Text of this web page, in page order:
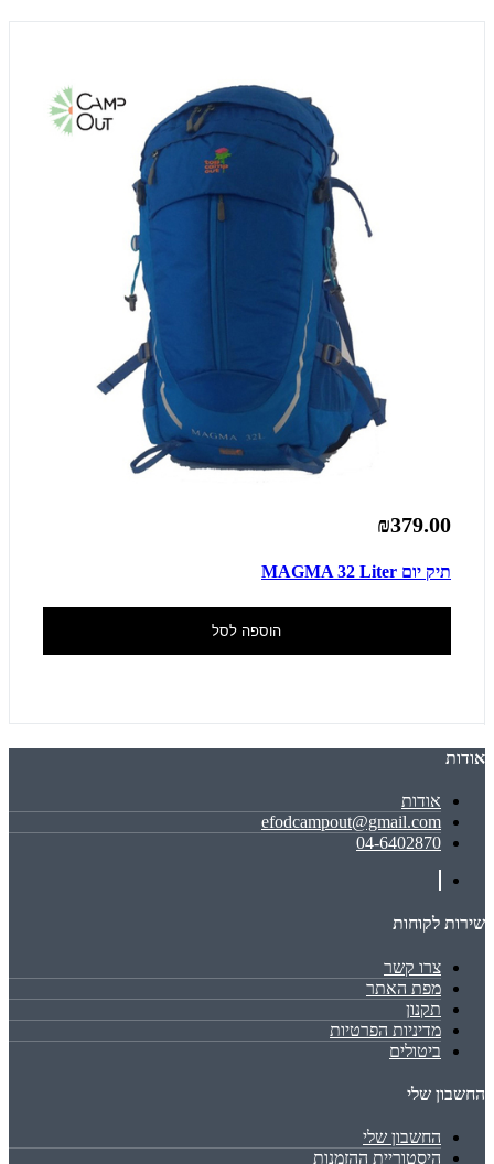
₪379.00
תיק יום MAGMA 32 Liter
הוספה לסל
אודות
אודות
efodcampout@gmail.com
04-6402870
שירות לקוחות
צרו קשר
מפת האתר
תקנון
מדיניות הפרטיות
ביטולים
החשבון שלי
החשבון שלי
היסטוריית ההזמנות